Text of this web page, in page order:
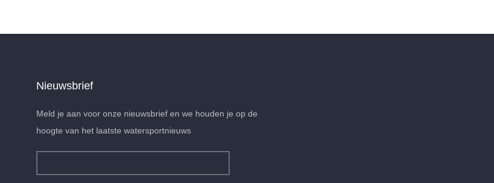
Nieuwsbrief
Meld je aan voor onze nieuwsbrief en we houden je op de
hoogte van het laatste watersportnieuws